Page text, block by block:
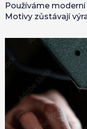
Používáme
Motivy zůstávají